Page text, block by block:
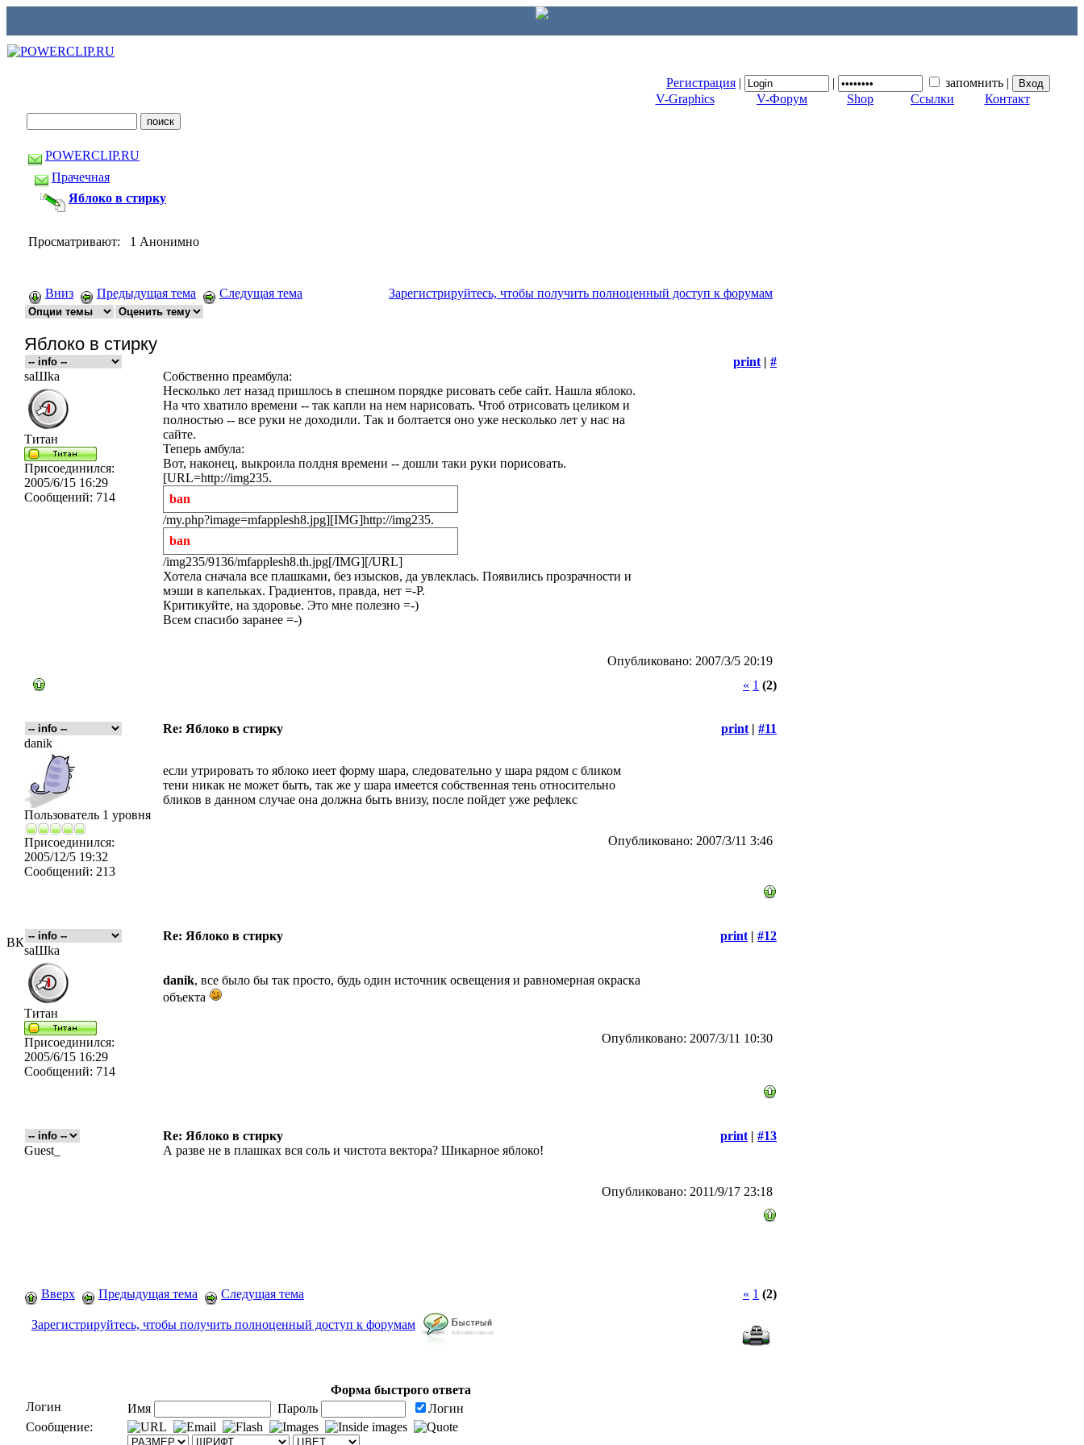
Регистрация | | запомнить |
V-Graphics
V-Форум Shop Ссылки Контакт
ВК
POWERCLIP.RU
Прачечная
Яблоко в стирку
Просматривают: 1 Анонимно
Вниз Предыдущая тема Следущая тема Зарегистрируйтесь, чтобы получить полноценный доступ к форумам
Яблоко в стирку
print | #
saШka
Титан
Присоединился:
2005/6/15 16:29
Сообщений: 714
Собственно преамбула:
Несколько лет назад пришлось в спешном порядке рисовать себе сайт. Нашла яблоко.
На что хватило времени -- так капли на нем нарисовать. Чтоб отрисовать целиком и
полностью -- все руки не доходили. Так и болтается оно уже несколько лет у нас на
сайте.
Теперь амбула:
Вот, наконец, выкроила полдня времени -- дошли таки руки порисовать.
[URL=http://img235.
ban
/my.php?image=mfapplesh8.jpg][IMG]http://img235.
ban
/img235/9136/mfapplesh8.th.jpg[/IMG][/URL]
Хотела сначала все плашками, без изысков, да увлеклась. Появились прозрачности и
мэши в капельках. Градиентов, правда, нет =-P.
Критикуйте, на здоровье. Это мне полезно =-)
Всем спасибо заранее =-)
Опубликовано: 2007/3/5 20:19
« 1 (2)
Re: Яблоко в стирку print | #11
danik
Пользователь 1 уровня
Присоединился:
2005/12/5 19:32
Сообщений: 213
если утрировать то яблоко иеет форму шара, следовательно у шара рядом с бликом
тени никак не может быть, так же у шара имеется собственная тень относительно
бликов в данном случае она должна быть внизу, после пойдет уже рефлекс
Опубликовано: 2007/3/11 3:46
Re: Яблоко в стирку print | #12
saШka
Титан
Присоединился:
2005/6/15 16:29
Сообщений: 714
danik, все было бы так просто, будь один источник освещения и равномерная окраска
объекта
Опубликовано: 2007/3/11 10:30
Re: Яблоко в стирку print | #13
Guest_
А разве не в плашках вся соль и чистота вектора? Шикарное яблоко!
Опубликовано: 2011/9/17 23:18
Вверх Предыдущая тема Следущая тема « 1 (2)
Зарегистрируйтесь, чтобы получить полноценный доступ к форумам
Форма быстрого ответа
Логин
Имя Пароль
Логин
Сообщение: